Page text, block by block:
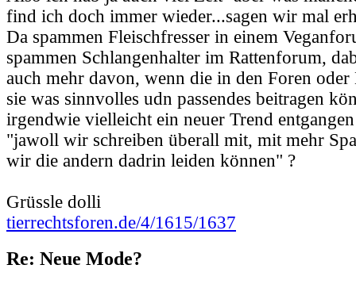
find ich doch immer wieder...sagen wir mal
Da spammen Fleischfresser in einem
spammen Schlangenhalter im Rattenforum,
auch mehr davon, wenn die in den Foren oder
sie was sinnvolles udn passendes beitragen
irgendwie vielleicht ein neuer Trend
"jawoll wir schreiben überall mit, mit mehr
wir die andern dadrin leiden können" ?
Grüssle dolli
tierrechtsforen.de/4/1615/1637
Re: Neue Mode?